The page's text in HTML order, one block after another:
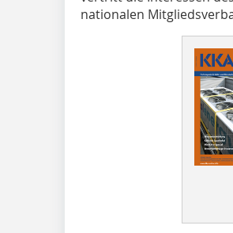
nationalen